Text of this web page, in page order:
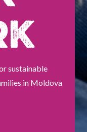
sustainable
in Moldova